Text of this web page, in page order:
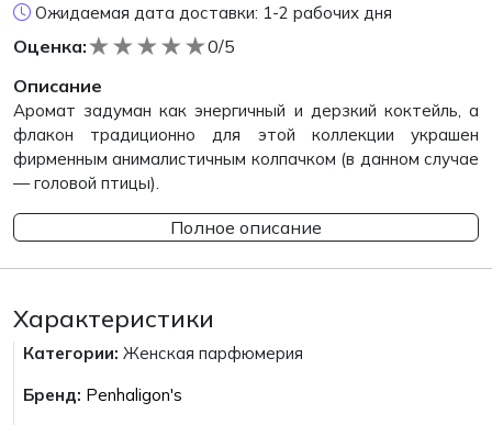
Ожидаемая дата доставки: 1-2 рабочих дня
Оценка: ★
★
★
★
★
0/5
Описание
Аромат задуман как энергичный и дерзкий коктейль, а
флакон традиционно для этой коллекции украшен
фирменным анималистичным колпачком (в данном случае
— головой птицы).
Полное описание
Характеристики
Категории: Женская парфюмерия
Бренд: Penhaligon's